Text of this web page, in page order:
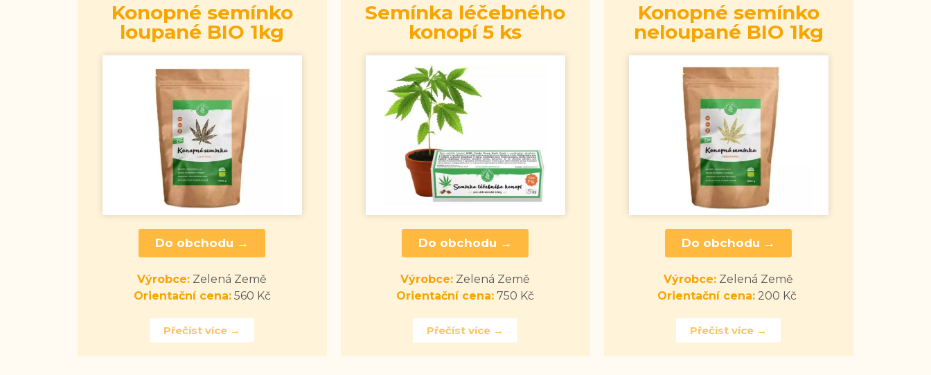
Konopné semínko
loupané BIO 1kg
Do obchodu →
Výrobce: Zelená Země
Orientační cena:560 Kč
Přečíst více →
Semínka léčebného
konopí 5 ks
Do obchodu →
Výrobce: Zelená Země
Orientační cena: 750 Kč
Přečíst více →
Konopné semínko
neloupané BIO 1kg
Do obchodu →
Výrobce: Zelená Země
Orientační cena: 200 Kč
Přečíst více →